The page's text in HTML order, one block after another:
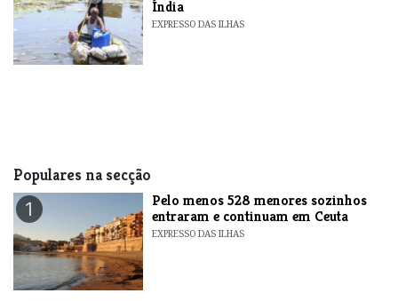
Índia
EXPRESSO DAS ILHAS
Populares na secção
1
Pelo menos 528 menores sozinhos
entraram e continuam em Ceuta
EXPRESSO DAS ILHAS